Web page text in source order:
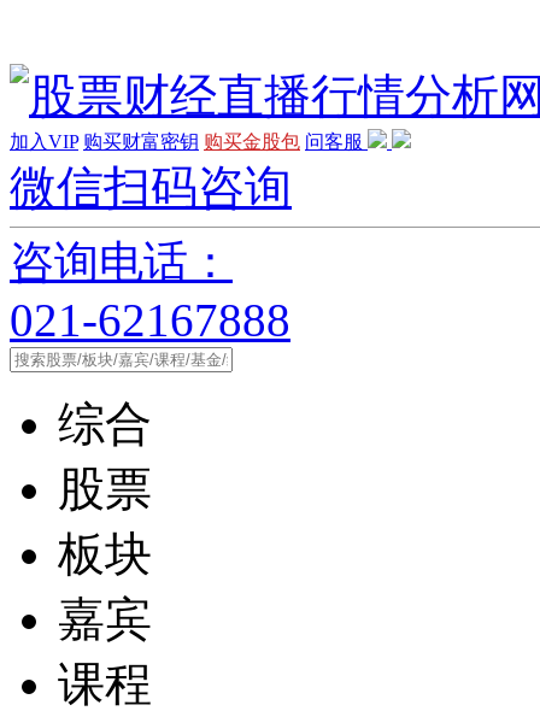
加入VIP 购买财富密钥 购买金股包 问客服
微信扫码咨询
咨询电话：
021-62167888
综合
股票
板块
嘉宾
课程